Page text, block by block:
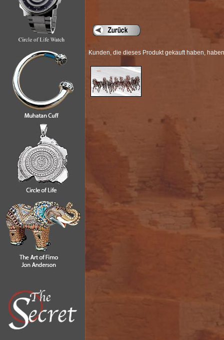
Kunden, die dieses Produkt gekauft haben,